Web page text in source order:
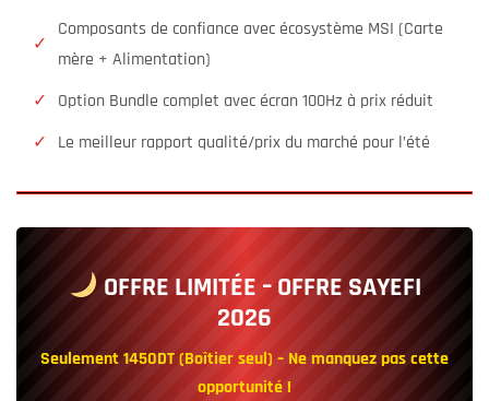
✓
Composants de confiance avec écosystème MSI (Carte
mère + Alimentation)
✓
Option Bundle complet avec écran 100Hz à prix réduit
✓
Le meilleur rapport qualité/prix du marché pour l’été
OFFRE LIMITÉE – OFFRE SAYEFI
2026
Seulement 1450DT (Boîtier seul) – Ne manquez pas cette
opportunité !